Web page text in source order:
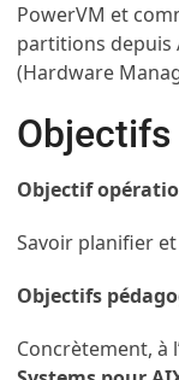
PowerVM et
partitions depuis
(Hardware
Objectifs
Objectif
Savoir planifier
Objectifs
Concrètement, à